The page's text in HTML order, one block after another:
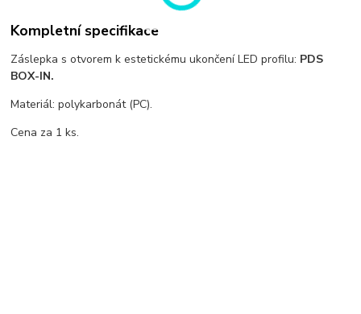
Kompletní specifikace
Záslepka s otvorem k estetickému ukončení LED profilu: PDS
BOX-IN.
Materiál: polykarbonát (PC).
Cena za 1 ks.